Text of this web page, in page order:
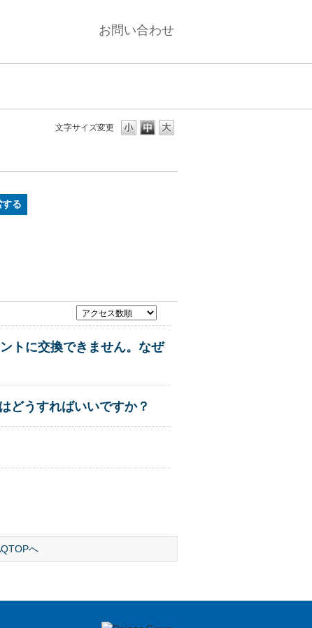
お問い合わせ
文字サイズ変更
トに交換できません。なぜ
どうすればいいですか？
へ